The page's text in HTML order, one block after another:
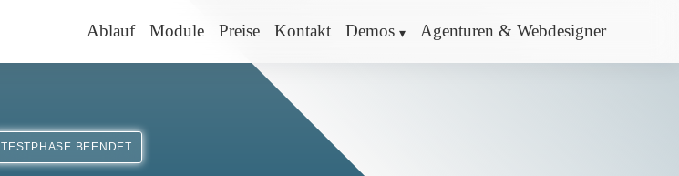
Ablauf Module Preise Kontakt Demos Agenturen & Webdesigner
TESTPHASE BEENDET